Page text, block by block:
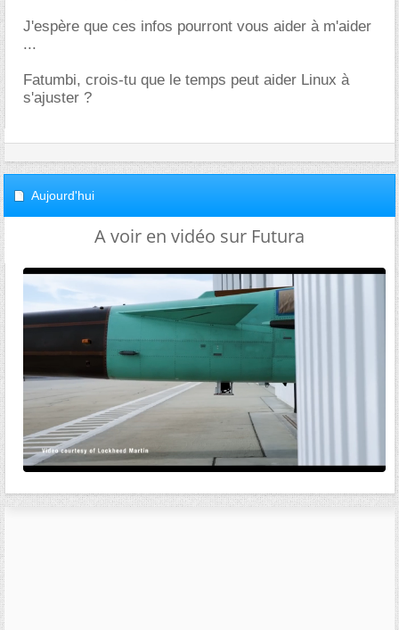
J'espère que ces infos pourront vous aider à m'aider
...
Fatumbi, crois-tu que le temps peut aider Linux à
s'ajuster ?
Aujourd'hui
A voir en vidéo sur Futura